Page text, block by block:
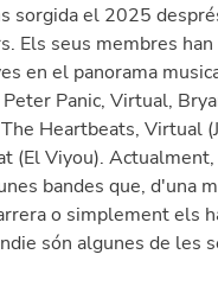
sorgida el 2025
Els seus membres
en el panorama
Panic, Virtual,
Heartbeats, Virtual
(El Viyou).
bandes que, d'una
o simplement els
són algunes de les